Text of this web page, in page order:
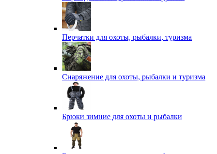
Перчатки для охоты, рыбалки, туризма
Снаряжение для охоты, рыбалки и туризма
Брюки зимние для охоты и рыбалки